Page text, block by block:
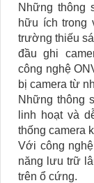
Những thông
hữu ích trong
trường thiếu
đầu ghi
công nghệ
bị camera từ
Những thông
linh hoạt và
thống camera
Với công
năng lưu trữ
trên ổ cứng.